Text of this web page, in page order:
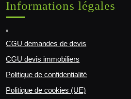
Informations légales
CGU demandes de devis
CGU devis immobiliers
Politique de confidentialité
Politique de cookies (UE)